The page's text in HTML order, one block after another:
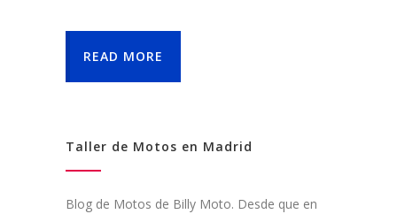
READ MORE
Taller de Motos en Madrid
Blog de Motos de Billy Moto. Desde que en